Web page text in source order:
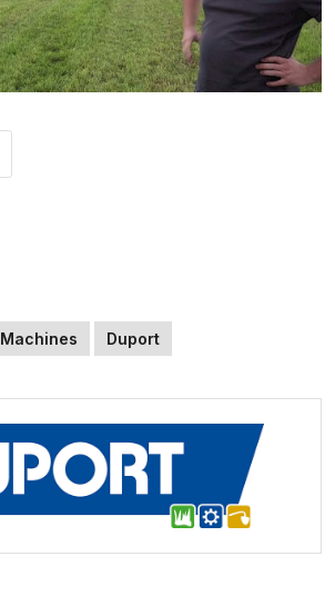
Machines Duport